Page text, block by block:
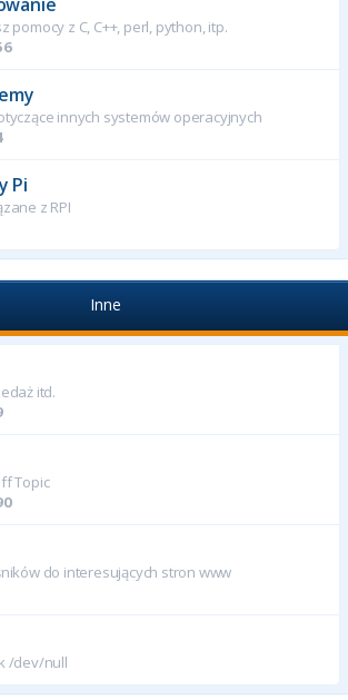
pomocy z C, C++, perl, python, itp.
innych systemów operacyjnych
Pi
z RPI
Inne
itd.
Topic
do interesujących stron www
/dev/null